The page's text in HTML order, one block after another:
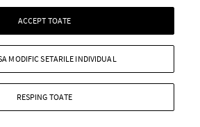
© 2026 Ringier Romania SRL
ACCEPT TOATE
RESPING TOATE
MODIFIC SETARILE INDIVIDUAL